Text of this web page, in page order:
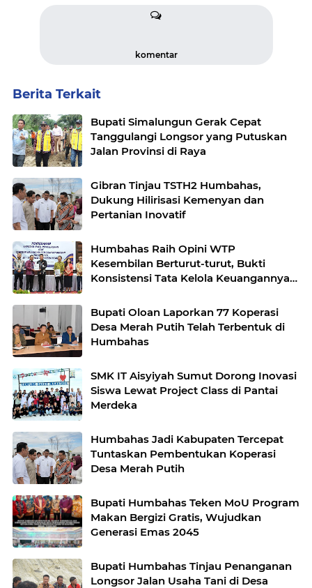
komentar
Berita Terkait
Bupati Simalungun Gerak Cepat
Tanggulangi Longsor yang Putuskan
Jalan Provinsi di Raya
Gibran Tinjau TSTH2 Humbahas,
Dukung Hilirisasi Kemenyan dan
Pertanian Inovatif
Humbahas Raih Opini WTP
Kesembilan Berturut-turut, Bukti
Konsistensi Tata Kelola Keuangannya
Bupati Oloan Laporkan 77 Koperasi
Desa Merah Putih Telah Terbentuk di
Humbahas
SMK IT Aisyiyah Sumut Dorong Inovasi
Siswa Lewat Project Class di Pantai
Merdeka
Humbahas Jadi Kabupaten Tercepat
Tuntaskan Pembentukan Koperasi
Desa Merah Putih
Bupati Humbahas Teken MoU Program
Makan Bergizi Gratis, Wujudkan
Generasi Emas 2045
Bupati Humbahas Tinjau Penanganan
Longsor Jalan Usaha Tani di Desa